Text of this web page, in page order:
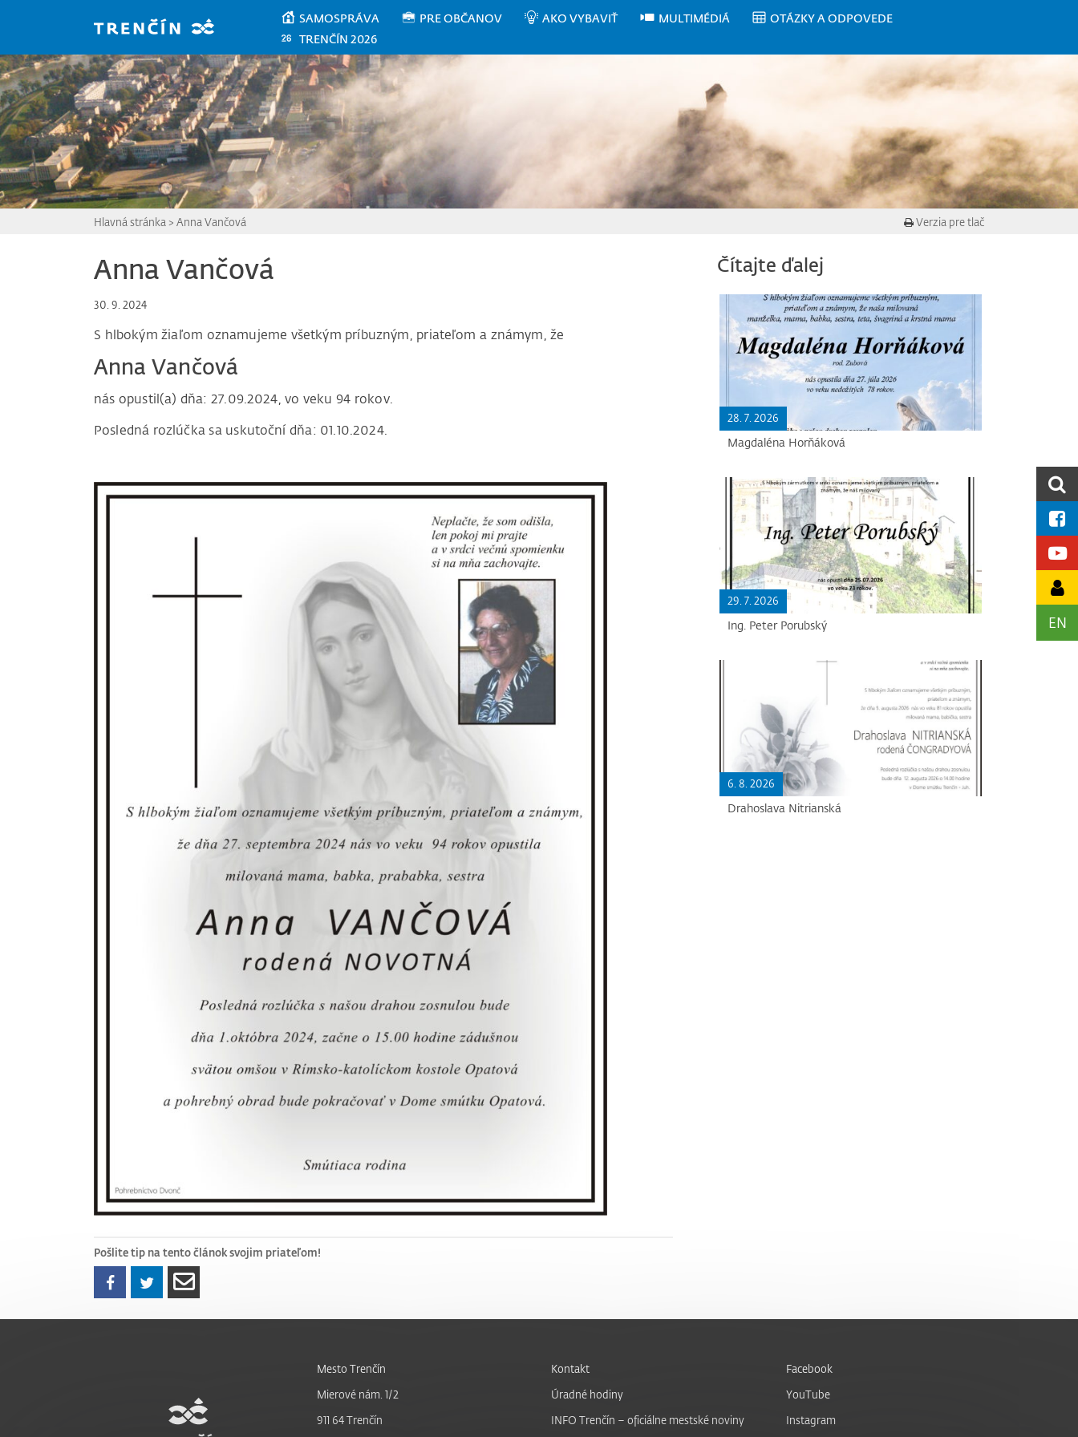
SAMOSPRÁVA PRE OBČANOV AKO VYBAVIŤ MULTIMÉDIÁ
OTÁZKY A ODPOVEDE
TRENČÍN 2026
EN
Hlavná stránka > Anna Vančová Verzia pre tlač
Anna Vančová
30. 9. 2024
S hlbokým žiaľom oznamujeme všetkým príbuzným, priateľom a známym, že
Anna Vančová
nás opustil(a) dňa: 27.09.2024, vo veku 94 rokov.
Posledná rozlúčka sa uskutoční dňa: 01.10.2024.
Pošlite tip na tento článok svojim priateľom!
Čítajte ďalej
28. 7. 2026
Magdaléna Horňáková
29. 7. 2026
Ing. Peter Porubský
6. 8. 2026
Drahoslava Nitrianská
Mesto Trenčín
Mierové nám. 1/2
911 64 Trenčín
Kontakt
Úradné hodiny
INFO Trenčín – oficiálne mestské noviny
Facebook
YouTube
Instagram